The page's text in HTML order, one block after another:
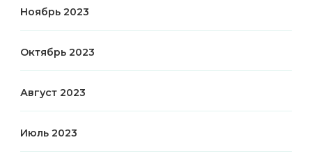
Ноябрь 2023
Октябрь 2023
Август 2023
Июль 2023